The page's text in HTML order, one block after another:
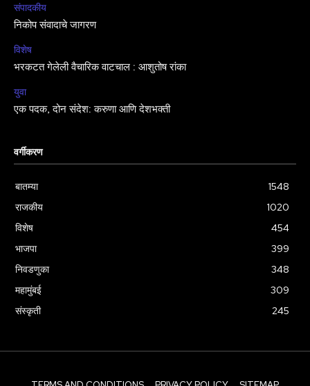
संपादकीय
निकोप संवादाचे जागरण
विशेष
भरकटत गेलेली वैचारिक वाटचाल : आशुतोष रांका
युवा
एक पदक, दोन संदेश: करुणा आणि देशभक्ती
वर्गीकरण
बातम्या
1548
राजकीय
1020
विशेष
454
भाजपा
399
निवडणुका
348
महामुंबई
309
संस्कृती
245